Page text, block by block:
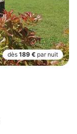
dès 189 € par nuit